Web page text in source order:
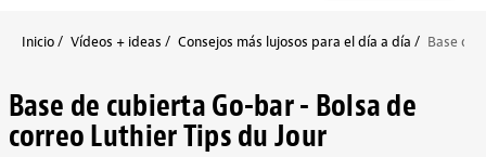
Inicio Vídeos + ideas Consejos más lujosos para el día a día Base de
Base de cubierta Go-bar - Bolsa de
correo Luthier Tips du Jour